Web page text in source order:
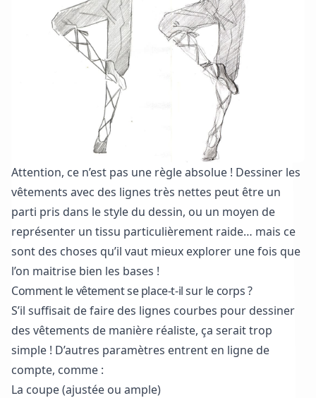
Attention, ce n’est pas une règle absolue ! Dessiner les
vêtements avec des lignes très nettes peut être un
parti pris dans le style du dessin, ou un moyen de
représenter un tissu particulièrement raide… mais ce
sont des choses qu’il vaut mieux explorer une fois que
l’on maitrise bien les bases !
Comment le vêtement se place-t-il sur le corps ?
S’il suffisait de faire des lignes courbes pour dessiner
des vêtements de manière réaliste, ça serait trop
simple ! D’autres paramètres entrent en ligne de
compte, comme :
La coupe (ajustée ou ample)